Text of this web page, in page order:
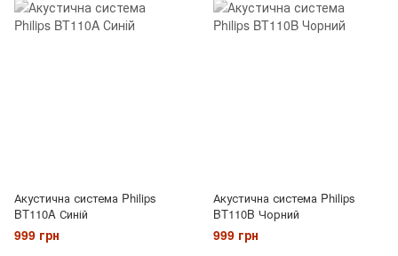
Акустична система Philips
BT110A Синій
999 грн
Акустична система Philips
BT110B Чорний
999 грн